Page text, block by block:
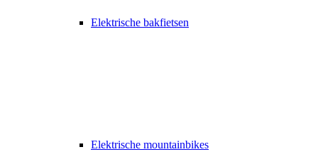
Elektrische bakfietsen
Elektrische mountainbikes